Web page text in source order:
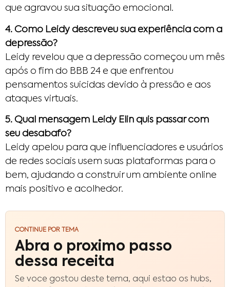
que agravou sua situação emocional.
4. Como Leidy descreveu sua experiência com a
depressão?
Leidy revelou que a depressão começou um mês
após o fim do BBB 24 e que enfrentou
pensamentos suicidas devido à pressão e aos
ataques virtuais.
5. Qual mensagem Leidy Elin quis passar com
seu desabafo?
Leidy apelou para que influenciadores e usuários
de redes sociais usem suas plataformas para o
bem, ajudando a construir um ambiente online
mais positivo e acolhedor.
CONTINUE POR TEMA
Abra o proximo passo
dessa receita
Se voce gostou deste tema, aqui estao os hubs,